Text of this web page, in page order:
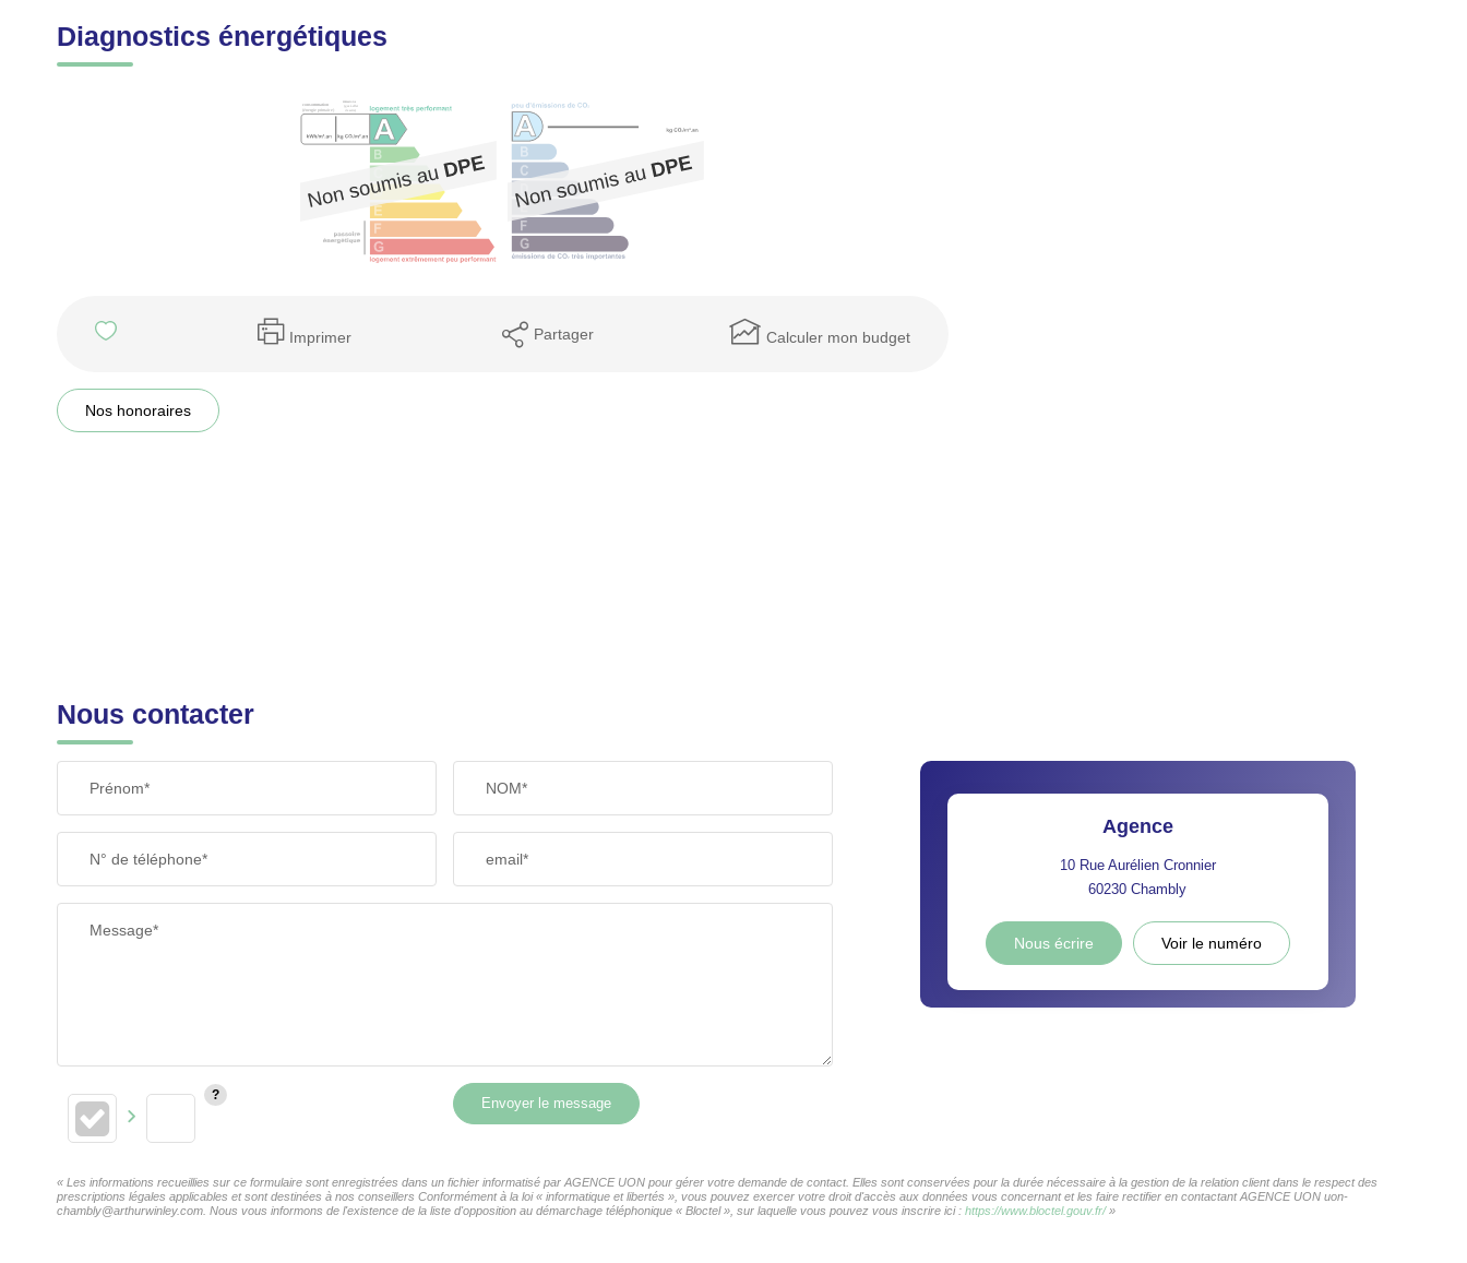
Diagnostics énergétiques
Imprimer Partager Calculer mon budget
Nos honoraires
Nous contacter
Prénom* NOM*
N° de téléphone* email*
Message*
Envoyer le message
Agence
10 Rue Aurélien Cronnier
60230Chambly
Nous écrire Voir le numéro
« Les informations recueillies sur ce formulaire sont enregistrées dans un fichier informatisé par AGENCE UON pour gérer votre demande de contact. Elles sont conservées pour la durée nécessaire à la gestion de la relation client dans le respect des
prescriptions légales applicables et sont destinées à nos conseillers Conformément à la loi « informatique et libertés », vous pouvez exercer votre droit d'accès aux données vous concernant et les faire rectifier en contactant AGENCE UON uon-
chambly@arthurwinley.com. Nous vous informons de l'existence de la liste d'opposition au démarchage téléphonique « Bloctel », sur laquelle vous pouvez vous inscrire ici : https://www.bloctel.gouv.fr/»